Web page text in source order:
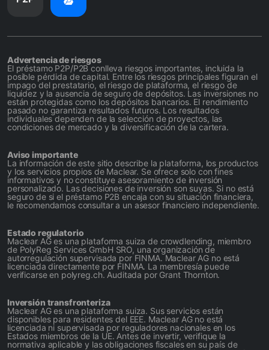
Advertencia de riesgos
El préstamo P2P/P2B conlleva riesgos importantes, incluida la
posible pérdida de capital. Entre los riesgos principales figuran el
impago del prestatario, el riesgo de plataforma, el riesgo de
liquidez y la ausencia de seguro de depósitos. Las inversiones no
están protegidas como los depósitos bancarios. El rendimiento
pasado no garantiza resultados futuros. Los resultados
individuales dependen de la selección de proyectos, las
condiciones de mercado y la diversificación de la cartera.
Aviso importante
La información de este sitio describe la plataforma, los productos
y los servicios propios de Maclear. Se ofrece solo con fines
informativos y no constituye asesoramiento de inversión
personalizado. Las decisiones de inversión son suyas. Si no está
seguro de si el préstamo P2B encaja con su situación financiera,
le recomendamos consultar a un asesor financiero independiente.
Estado regulatorio
Maclear AG es una plataforma suiza de crowdlending, miembro
de PolyReg Services GmbH SRO, una organización de
autorregulación supervisada por FINMA. Maclear AG no está
licenciada directamente por FINMA. La membresía puede
verificarse en polyreg.ch. Auditada por Grant Thornton.
Inversión transfronteriza
Maclear AG es una plataforma suiza. Sus servicios están
disponibles para residentes del EEE. Maclear AG no está
licenciada ni supervisada por reguladores nacionales en los
Estados miembros de la UE. Antes de invertir, verifique la
normativa aplicable y las obligaciones fiscales en su país de